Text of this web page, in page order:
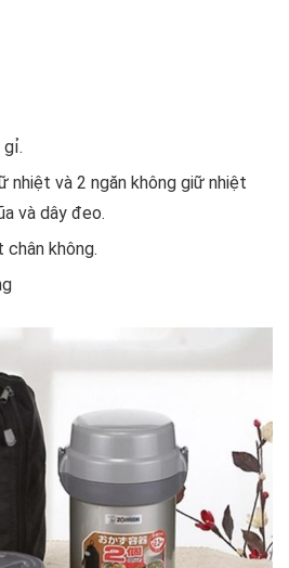
gỉ.
nhiệt và 2 ngăn không giữ nhiệt
và dây đeo.
chân không.